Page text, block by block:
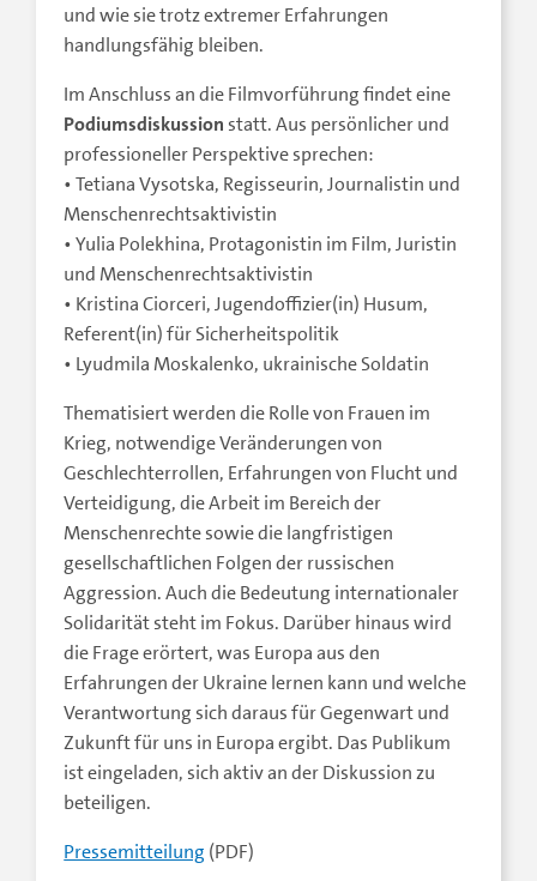
und wie sie trotz extremer Erfahrungen
handlungsfähig bleiben.
Im Anschluss an die Filmvorführung findet eine
Podiumsdiskussion statt. Aus persönlicher und
professioneller Perspektive sprechen:
• Tetiana Vysotska, Regisseurin, Journalistin und
Menschenrechtsaktivistin
• Yulia Polekhina, Protagonistin im Film, Juristin
und Menschenrechtsaktivistin
• Kristina Ciorceri, Jugendoffizier(in) Husum,
Referent(in) für Sicherheitspolitik
• Lyudmila Moskalenko, ukrainische Soldatin
Thematisiert werden die Rolle von Frauen im
Krieg, notwendige Veränderungen von
Geschlechterrollen, Erfahrungen von Flucht und
Verteidigung, die Arbeit im Bereich der
Menschenrechte sowie die langfristigen
gesellschaftlichen Folgen der russischen
Aggression. Auch die Bedeutung internationaler
Solidarität steht im Fokus. Darüber hinaus wird
die Frage erörtert, was Europa aus den
Erfahrungen der Ukraine lernen kann und welche
Verantwortung sich daraus für Gegenwart und
Zukunft für uns in Europa ergibt. Das Publikum
ist eingeladen, sich aktiv an der Diskussion zu
beteiligen.
Pressemitteilung (PDF)